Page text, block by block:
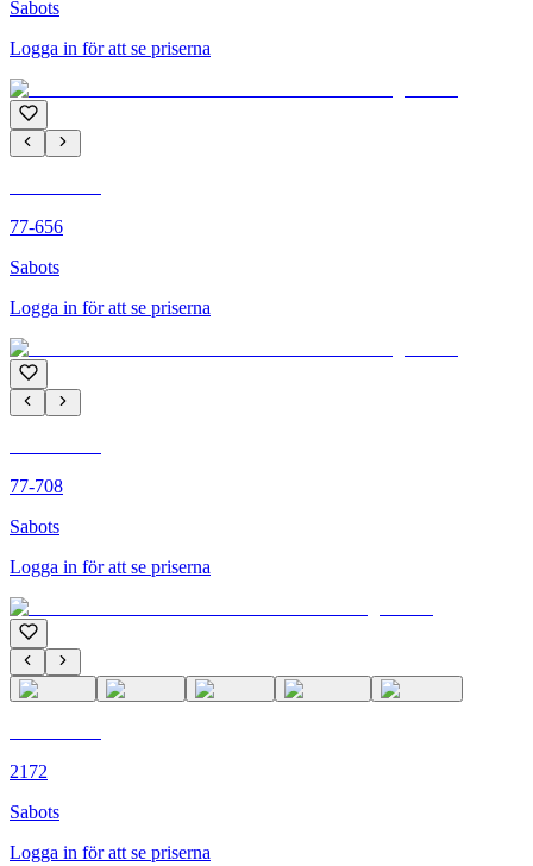
Sabots
Logga in för att se priserna
77-656
Sabots
Logga in för att se priserna
77-708
Sabots
Logga in för att se priserna
2172
Sabots
Logga in för att se priserna